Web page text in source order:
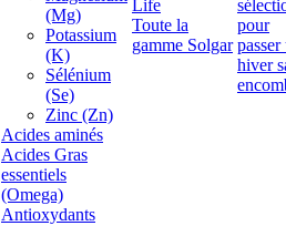
(Mg)
Potassium
(K)
Sélénium
(Se)
Zinc (Zn)
Acides aminés
Acides Gras
essentiels
(Omega)
Antioxydants
Life
Toute la
gamme Solgar